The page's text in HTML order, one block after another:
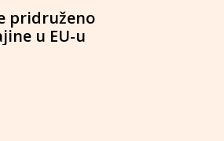
pridruženo
u EU-u